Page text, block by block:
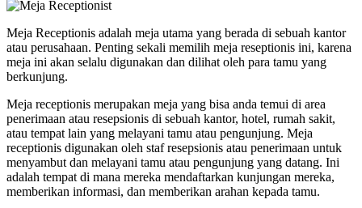
Meja Receptionis adalah meja utama yang berada di sebuah kantor
atau perusahaan. Penting sekali memilih meja reseptionis ini, karena
meja ini akan selalu digunakan dan dilihat oleh para tamu yang
berkunjung.
Meja receptionis merupakan meja yang bisa anda temui di area
penerimaan atau resepsionis di sebuah kantor, hotel, rumah sakit,
atau tempat lain yang melayani tamu atau pengunjung. Meja
receptionis digunakan oleh staf resepsionis atau penerimaan untuk
menyambut dan melayani tamu atau pengunjung yang datang. Ini
adalah tempat di mana mereka mendaftarkan kunjungan mereka,
memberikan informasi, dan memberikan arahan kepada tamu.